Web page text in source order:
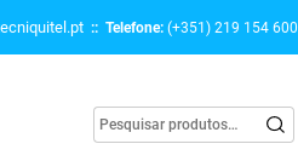
:: Telefone: (+351) 219 154 600